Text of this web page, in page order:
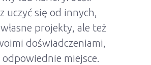
uczyć się od innych,
projekty, ale też
doświadczeniami,
miejsce.